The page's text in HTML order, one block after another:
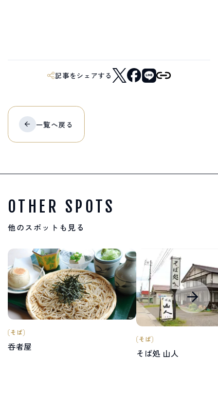
記事をシェアする
一覧へ戻る
OTHER SPOTS
他のスポットも見る
そば
呑者屋
そば
そば処 山人